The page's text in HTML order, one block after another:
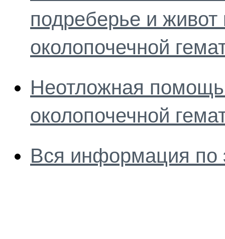
подреберье и
околопочечной
Неотложная
околопочечной
Вся информация по